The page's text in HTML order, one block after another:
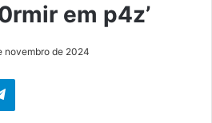
em p4z’
novembro de 2024
Telegram